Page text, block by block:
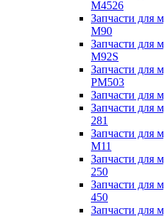
M4526
Запчасти для
M90
Запчасти для
M92S
Запчасти для
PM503
Запчасти для
Запчасти для
281
Запчасти для
M11
Запчасти для
250
Запчасти для
450
Запчасти для